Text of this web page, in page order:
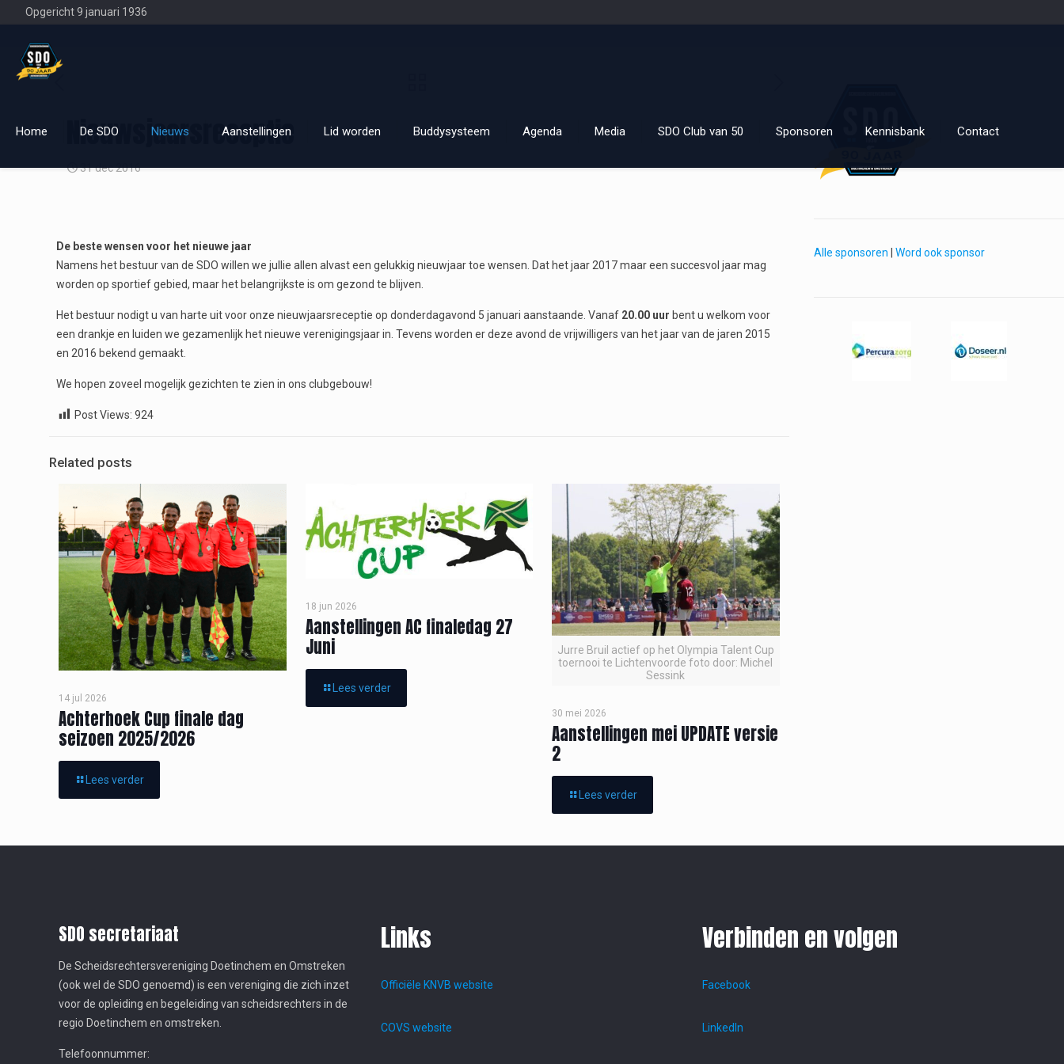
Opgericht 9 januari 1936
Home De SDO Nieuws Aanstellingen Lid worden Buddysysteem Agenda Media SDO Club van 50 Sponsoren Kennisbank Contact
Nieuwsjaarsreceptie
31 dec 2016
De beste wensen voor het nieuwe jaar
Namens het bestuur van de SDO willen we jullie allen alvast een gelukkig nieuwjaar toe wensen. Dat het jaar 2017 maar een succesvol jaar mag
worden op sportief gebied, maar het belangrijkste is om gezond te blijven.
Het bestuur nodigt u van harte uit voor onze nieuwjaarsreceptie op donderdagavond 5 januari aanstaande. Vanaf 20.00 uur bent u welkom voor
een drankje en luiden we gezamenlijk het nieuwe verenigingsjaar in. Tevens worden er deze avond de vrijwilligers van het jaar van de jaren 2015
en 2016 bekend gemaakt.
We hopen zoveel mogelijk gezichten te zien in ons clubgebouw!
Post Views: 924
Related posts
14 jul 2026
Achterhoek Cup finale dag
seizoen 2025/2026
Lees verder
18 jun 2026
Aanstellingen AC finaledag 27
Juni
Lees verder
Jurre Bruil actief op het Olympia Talent Cup
toernooi te Lichtenvoorde foto door: Michel
Sessink
30 mei 2026
Aanstellingen mei UPDATE versie
2
Lees verder
Alle sponsoren Word ook sponsor
SDO secretariaat
De Scheidsrechtersvereniging Doetinchem en Omstreken
(ook wel de SDO genoemd) is een vereniging die zich inzet
voor de opleiding en begeleiding van scheidsrechters in de
regio Doetinchem en omstreken.
Telefoonnummer:
Links
Officiële KNVB website
COVS website
Verbinden en volgen
Facebook
LinkedIn